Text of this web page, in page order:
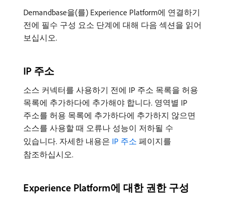
Demandbase을(를) Experience Platform에 연결하기
전에 필수 구성 요소 단계에 대해 다음 섹션을 읽어
보십시오.
IP 주소
소스 커넥터를 사용하기 전에 IP 주소 목록을 허용
목록에 추가하다에 추가해야 합니다. 영역별 IP
주소를 허용 목록에 추가하다에 추가하지 않으면
소스를 사용할 때 오류나 성능이 저하될 수
있습니다. 자세한 내용은 IP 주소 페이지를
참조하십시오.
Experience Platform에 대한 권한 구성